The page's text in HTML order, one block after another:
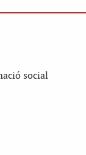
social